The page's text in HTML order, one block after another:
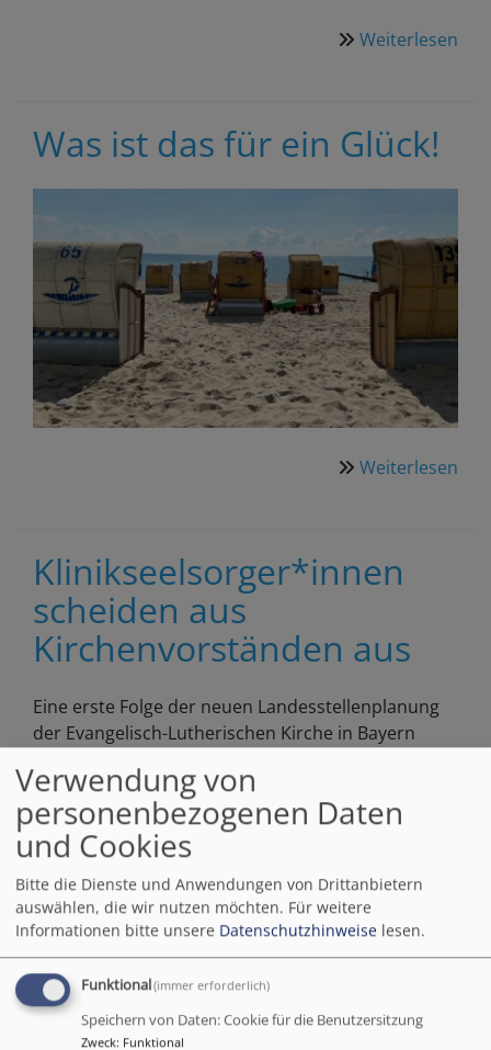
Weiterlesen
Was ist das für ein Glück!
Weiterlesen
Klinikseelsorger*innen
scheiden aus
Kirchenvorständen aus
Eine erste Folge der neuen Landesstellenplanung
der Evangelisch-Lutherischen Kirche in Bayern
Dekanat spürbar geworden: Mehrere
Klinikseelsorger*innen haben Sitz und Stimme in
einem Kirchenvorstand verloren.
Weiterlesen
Gedenkgottesdienste der
Palliativstation UKER am
Verwendung von
personenbezogenen Daten
und Cookies
Bitte die Dienste und Anwendungen von Drittanbietern
auswählen, die wir nutzen möchten. Für weitere
Informationen bitte unsere Datenschutzhinweise lesen.
Funktional(immer erforderlich)
Speichern von Daten: Cookie für die Benutzersitzung
Zweck: Funktional